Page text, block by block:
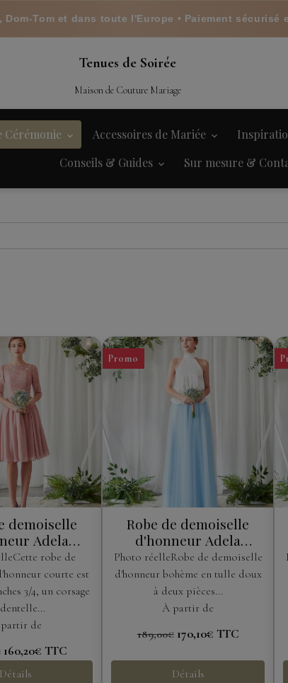
Tom et dans toute l'Europe • Paiement sécurisé
Tenues de Soirée
Maison de Couture Mariage
Cérémonie Accessoires de Mariée
Conseils & Guides
Sur mesure &
demoiselle
Adela
robe de
courte est
3/4, un corsage
de
160,20€ TTC
Détails
Promo
Robe de demoiselle
d'honneur Adela
Designs
Photo réelleRobe de demoiselle
d'honneur bohème en tulle doux
à deux pièces...
À partir de
189,00€ 170,10€ TTC
Détails